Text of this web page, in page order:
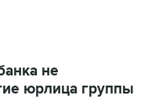
не
юрлица группы